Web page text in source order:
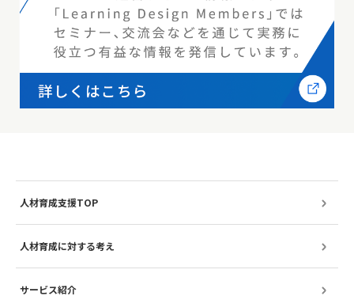
人材育成支援TOP
人材育成に対する考え
サービス紹介